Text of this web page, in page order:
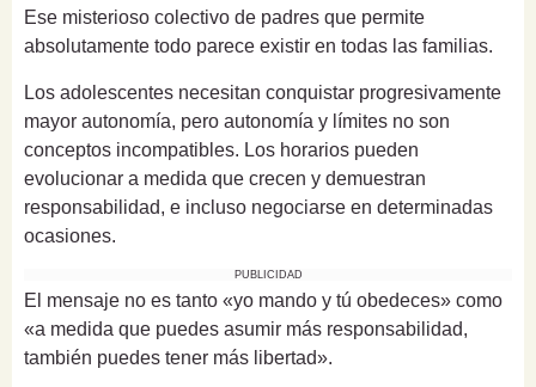
Ese misterioso colectivo de padres que permite
absolutamente todo parece existir en todas las familias.
Los adolescentes necesitan conquistar progresivamente
mayor autonomía, pero autonomía y límites no son
conceptos incompatibles. Los horarios pueden
evolucionar a medida que crecen y demuestran
responsabilidad, e incluso negociarse en determinadas
ocasiones.
PUBLICIDAD
El mensaje no es tanto «yo mando y tú obedeces» como
«a medida que puedes asumir más responsabilidad,
también puedes tener más libertad».